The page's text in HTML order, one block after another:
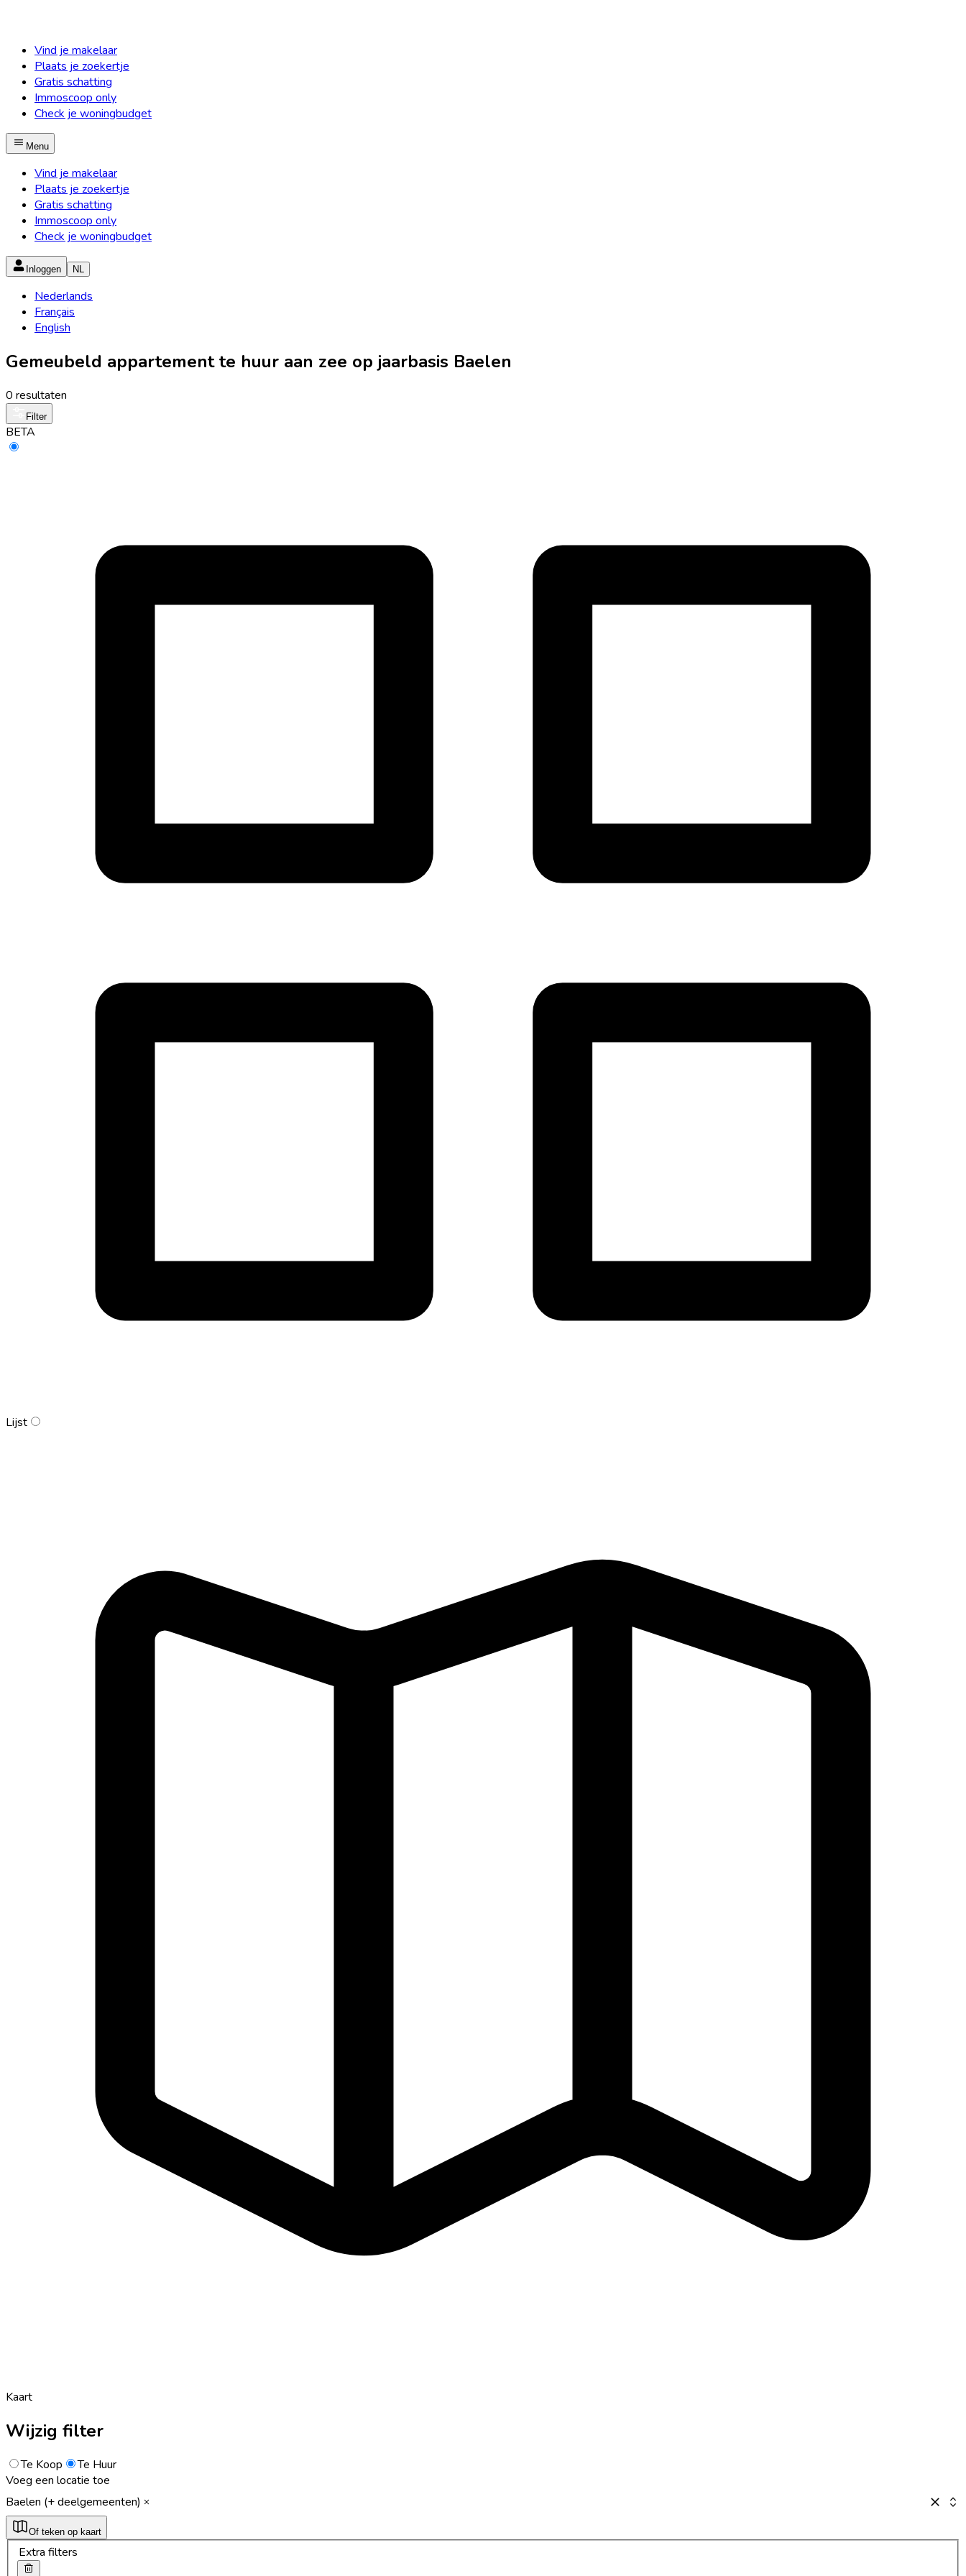
Vind je makelaar
Plaats je zoekertje
Gratis schatting
Immoscoop only
Check je woningbudget
Menu
Vind je makelaar
Plaats je zoekertje
Gratis schatting
Immoscoop only
Check je woningbudget
Inloggen NL
Nederlands
Français
English
Gemeubeld appartement te huur aan zee op jaarbasis Baelen
0 resultaten
Filter
BETA
Lijst
Kaart
Wijzig filter
Te Koop
Te Huur
Voeg een locatie toe
Baelen (+ deelgemeenten)
Of teken op kaart
Extra filters